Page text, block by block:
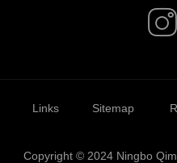
Links Sitemap
Copyright © 2024 Ningbo